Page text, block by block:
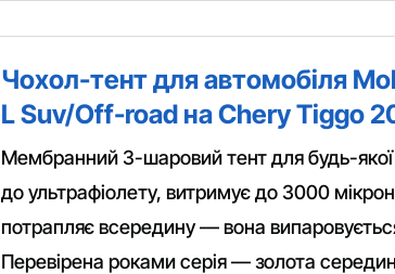
Чохол-тент для автомобіля
L Suv/Off-road на Chery Tiggo
Мембранний 3-шаровий тент для будь-якої
до ультрафіолету, витримує до 3000
потрапляє всередину — вона
Перевірена роками серія — золота